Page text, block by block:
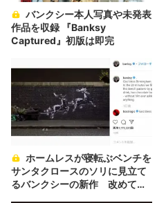
作品を収録 『Banksy
Captured』初版は即完
サンタクロースのソリに見立て
るバンクシーの新作 改めてク